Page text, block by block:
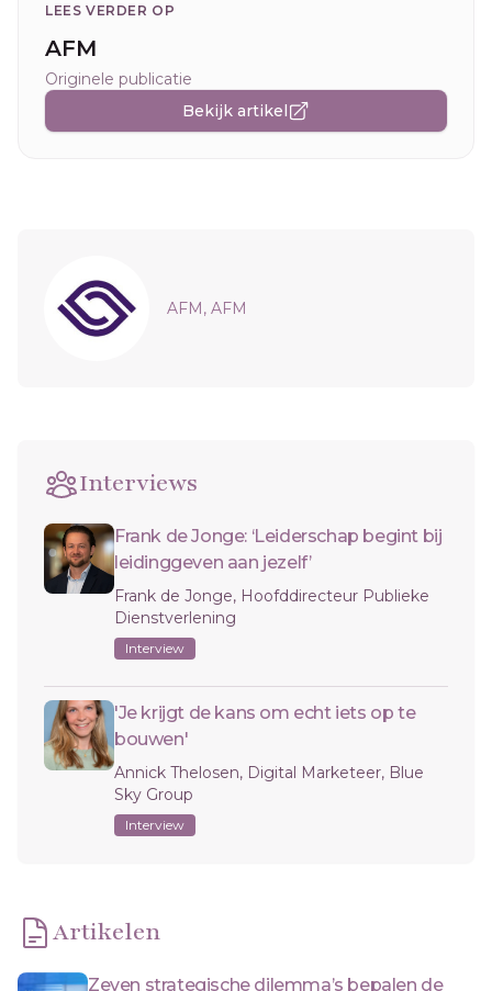
LEES VERDER OP
AFM
Originele publicatie
Bekijk artikel
AFM, AFM
Interviews
Frank de Jonge: ‘Leiderschap begint bij
leidinggeven aan jezelf’
Frank de Jonge, Hoofddirecteur Publieke
Dienstverlening
Interview
'Je krijgt de kans om echt iets op te
bouwen'
Annick Thelosen, Digital Marketeer, Blue
Sky Group
Interview
Artikelen
Zeven strategische dilemma’s bepalen de